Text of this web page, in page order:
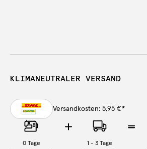
KLIMANEUTRALER VERSAND
Versandkosten: 5,95 €*
0Tage
1 - 3 Tage